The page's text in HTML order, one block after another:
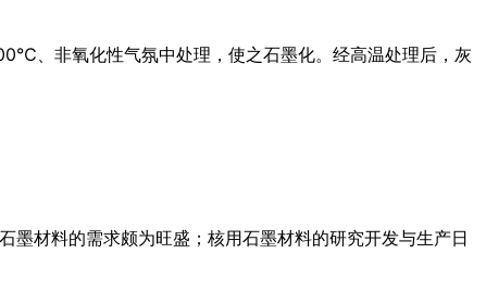
、非氧化性气氛中处理，使之石墨化。经高温处理后，灰
墨材料的需求颇为旺盛；核用石墨材料的研究开发与生产日